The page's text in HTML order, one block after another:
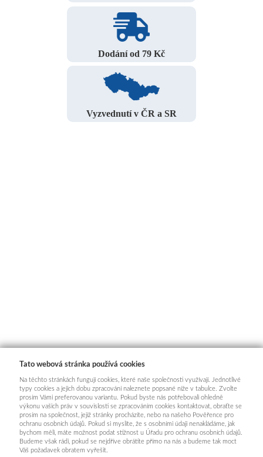
Dodání od 79 Kč
Vyzvednutí v ČR a SR
Tato webová stránka používá cookies
Na těchto stránkách fungují cookies, které naše společnosti využívají. Jednotlivé
typy cookies a jejich dobu zpracování naleznete popsané níže v tabulce. Zvolte
prosím Vámi preferovanou variantu. Pokud byste nás potřebovali ohledně
výkonu vašich práv v souvislosti se zpracováním cookies kontaktovat, obraťte se
prosím na společnost, jejíž stránky procházíte, nebo na našeho Pověřence pro
ochranu osobních údajů. Pokud si myslíte, že s osobními údaji nenakládáme, jak
bychom měli, máte možnost podat stížnost u Úřadu pro ochranu osobních údajů.
Budeme však rádi, pokud se nejdříve obrátíte přímo na nás a budeme tak moct
Váš požadavek obratem vyřešit.